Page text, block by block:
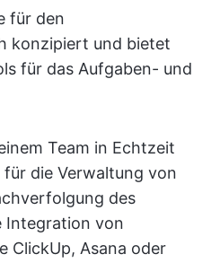
für den
konzipiert und bietet
für das Aufgaben- und
Team in Echtzeit
die Verwaltung von
des
von
ClickUp, Asana oder